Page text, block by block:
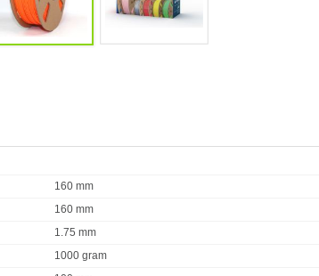
160 mm
160 mm
1.75 mm
1000 gram